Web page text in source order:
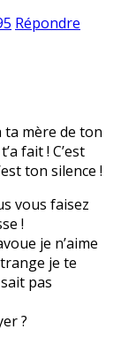
Répondre
mère de ton
fait ! C’est
ton silence !
vous faisez
!
je n’aime
je te
pas
?